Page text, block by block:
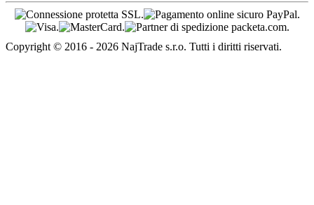
Copyright © 2016 - 2026 NajTrade s.r.o. Tutti i diritti riservati.